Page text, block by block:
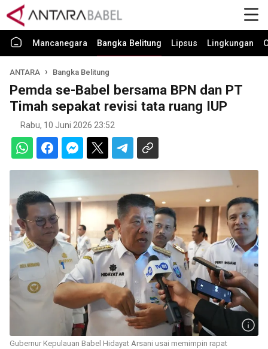
Mancanegara Bangka Belitung Lipsus Lingkungan
ANTARA Bangka Belitung
Pemda se-Babel bersama BPN dan PT
Timah sepakat revisi tata ruang IUP
Rabu, 10 Juni 2026 23:52
Gubernur Kepulauan Babel Hidayat Arsani usai memimpin rapat